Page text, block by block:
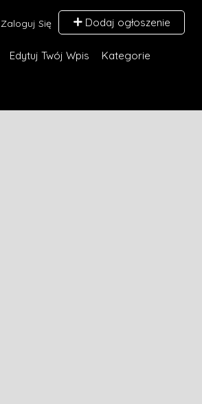
Zaloguj Się Dodaj ogłoszenie
Edytuj Twój Wpis Kategorie